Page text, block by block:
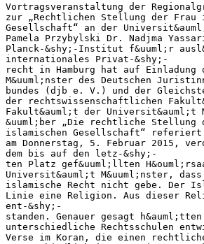
Vortragsveranstaltung der
zur „Rechtlichen Stellung der Frau
Gesellschaft“ an der
Pamela Przybylski Dr. Nadjma
Planck-&shy;‐Institut f&uuml;r
internationales Privat-&shy;‐
recht in Hamburg hat auf Einladung
M&uuml;nster des Deutschen
bundes (djb e. V.) und der
der rechtswissenschaftlichen
Fakult&auml;t der Universit&auml;t
&uuml;ber „Die rechtliche Stellung
islamischen Gesellschaft“
am Donnerstag, 5. Februar 2015,
dem bis auf den letz-&shy;‐
ten Platz gef&uuml;llten
Universit&auml;t M&uuml;nster,
islamische Recht nicht gebe. Der
Linie eine Religion. Aus dieser
ent-&shy;‐
standen. Genauer gesagt
unterschiedliche Rechtsschulen
Verse im Koran, die einen